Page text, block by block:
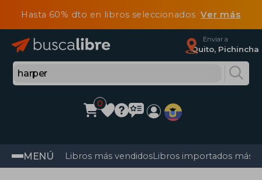
Hasta 60% dto en libros seleccionadosVer más
Enviar a
Quito, Pichincha
0
MENÚ Libros más vendidosLibros importados más